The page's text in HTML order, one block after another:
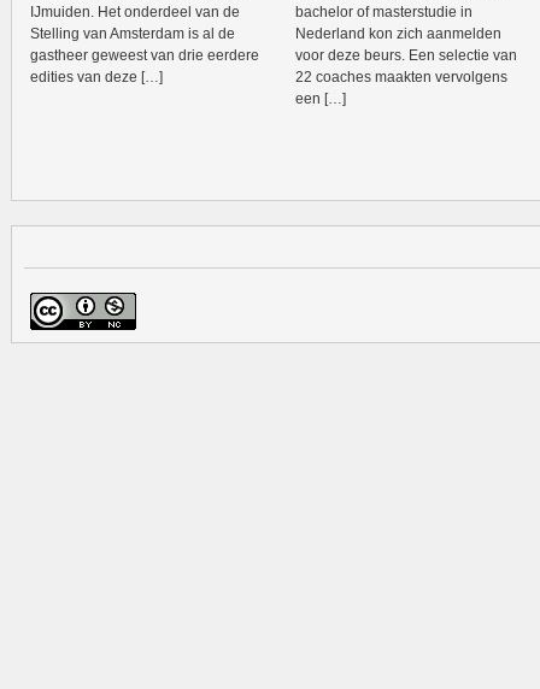
IJmuiden. Het onderdeel van de
Stelling van Amsterdam is al de
gastheer geweest van drie eerdere
edities van deze […]
bachelor of masterstudie in
Nederland kon zich aanmelden
voor deze beurs. Een selectie van
22 coaches maakten vervolgens
een […]